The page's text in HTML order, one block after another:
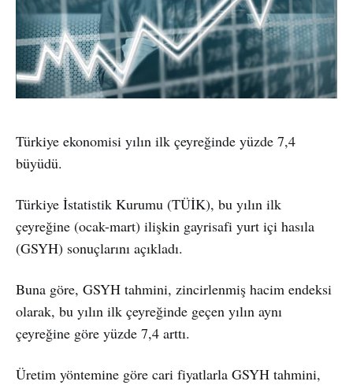
Türkiye ekonomisi yılın ilk çeyreğinde yüzde 7,4
büyüdü.
Türkiye İstatistik Kurumu (TÜİK), bu yılın ilk
çeyreğine (ocak-mart) ilişkin gayrisafi yurt içi hasıla
(GSYH) sonuçlarını açıkladı.
Buna göre, GSYH tahmini, zincirlenmiş hacim endeksi
olarak, bu yılın ilk çeyreğinde geçen yılın aynı
çeyreğine göre yüzde 7,4 arttı.
Üretim yöntemine göre cari fiyatlarla GSYH tahmini,